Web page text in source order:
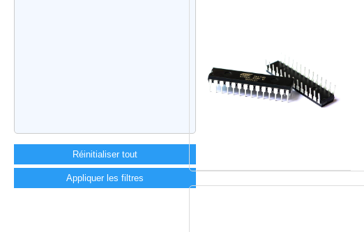
Réinitialiser tout
Appliquer les filtres